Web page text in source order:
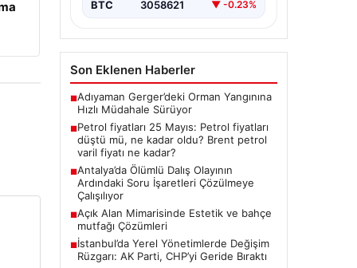
BTC 3058621 ▼ -0.23%
Son Eklenen Haberler
■Adıyaman Gerger’deki Orman Yangınına
Hızlı Müdahale Sürüyor
■Petrol fiyatları 25 Mayıs: Petrol fiyatları
düştü mü, ne kadar oldu? Brent petrol
varil fiyatı ne kadar?
■Antalya’da Ölümlü Dalış Olayının
Ardındaki Soru İşaretleri Çözülmeye
Çalışılıyor
■Açık Alan Mimarisinde Estetik ve bahçe
mutfağı Çözümleri
■İstanbul’da Yerel Yönetimlerde Değişim
Rüzgarı: AK Parti, CHP’yi Geride Bıraktı